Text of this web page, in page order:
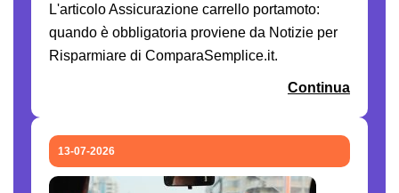
L'articolo Assicurazione carrello portamoto:
quando è obbligatoria proviene da Notizie per
Risparmiare di ComparaSemplice.it.
Continua
13-07-2026